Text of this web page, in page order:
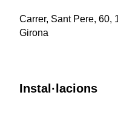
Carrer, Sant Pere, 60,
Girona
Instal·lacions